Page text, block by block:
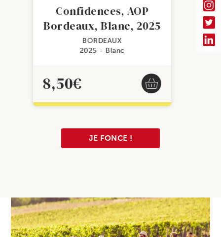
Confidences, AOP
Bordeaux, Blanc, 2025
BORDEAUX
2025
Blanc
8,50€
JE FONCE !